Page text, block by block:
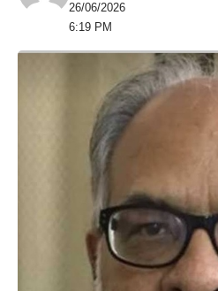
26/06/2026
6:19 PM